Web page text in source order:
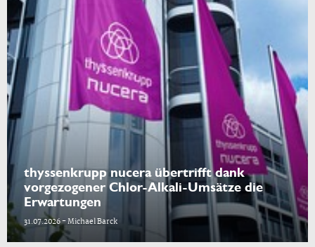
thyssenkrupp nucera übertrifft dank
vorgezogener Chlor-Alkali-Umsätze die
Erwartungen
31.07.2026 - Michael Barck